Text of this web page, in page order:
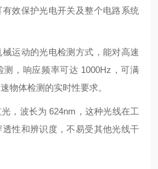
效保护光电开关及整个电路系统
运动的光电检测方式，能对高速
测，响应频率可达 1000Hz，可满
物体检测的实时性要求。
，波长为 624nm，这种光线在工
性和辨识度，不易受其他光线干